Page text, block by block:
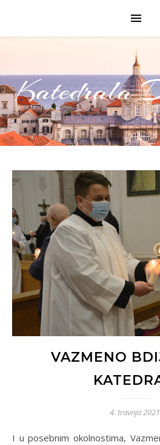
Katedrala
VAZMENO
4. travnja
I u posebnim okolnostima, Vazmeno bdijenje svečano se